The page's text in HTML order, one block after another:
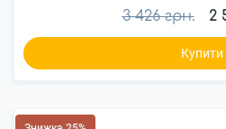
3 426 грн. 2
Купити